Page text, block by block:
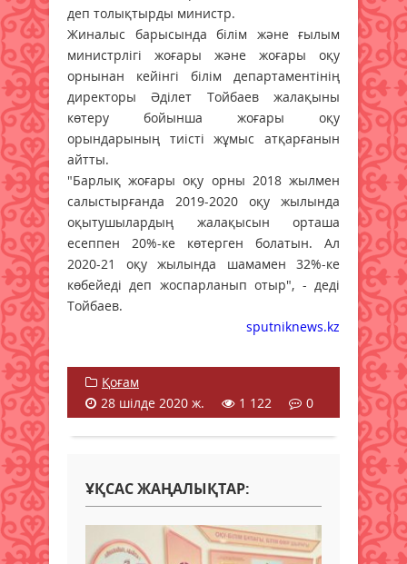
деп толықтырды министр.
Жиналыс барысында білім және ғылым
министрлігі жоғары және жоғары оқу
орнынан кейінгі білім департаментінің
директоры Әділет Тойбаев жалақыны
көтеру бойынша жоғары оқу
орындарының тиісті жұмыс атқарғанын
айтты.
"Барлық жоғары оқу орны 2018 жылмен
салыстырғанда 2019-2020 оқу жылында
оқытушылардың жалақысын орташа
есеппен 20%-ке көтерген болатын. Ал
2020-21 оқу жылында шамамен 32%-ке
көбейеді деп жоспарланып отыр", - деді
Тойбаев.
sputniknews.kz
Қоғам
28 шілде 2020 ж.
1 122 0
ҰҚСАС ЖАҢАЛЫҚТАР: